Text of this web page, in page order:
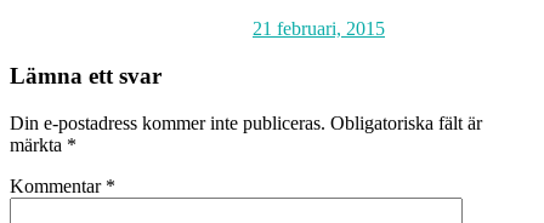
21 februari, 2015
Lämna ett svar
Din e-postadress kommer inte publiceras. Obligatoriska fält är
märkta *
Kommentar *